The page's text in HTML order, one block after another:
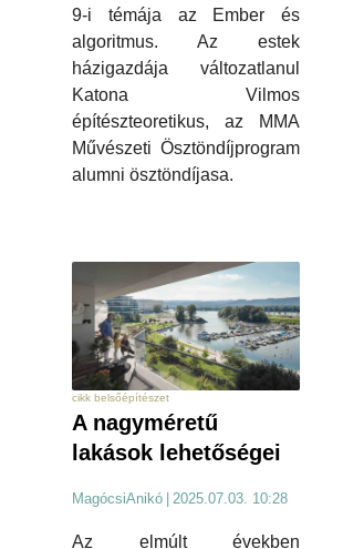
9-i témája az Ember és
algoritmus. Az estek
házigazdája változatlanul
Katona Vilmos
építészteoretikus, az MMA
Művészeti Ösztöndíjprogram
alumni ösztöndíjasa.
cikk belsőépítészet
A nagyméretű
lakások lehetőségei
MagócsiAnikó 2025.07.03. 10:28
Az elmúlt években